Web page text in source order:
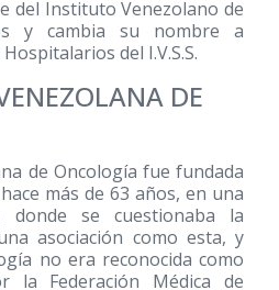
del Instituto Venezolano de
y cambia su nombre a
del I.V.S.S.
DE
de Oncología fue fundada
más de 63 años, en una
donde se cuestionaba la
asociación como esta, y
no era reconocida como
la Federación Médica de